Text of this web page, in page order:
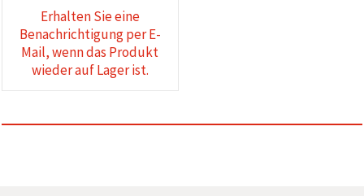
Erhalten Sie eine
Benachrichtigung per E-
Mail, wenn das Produkt
wieder auf Lager ist.